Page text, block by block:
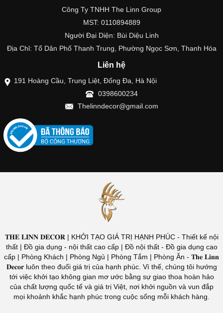
Công Ty TNHH The Linn Group
MST: 0110894889
Người Đại Diện: Bùi Diệu Linh
Địa Chỉ: Tổ Dân Phố Thanh Trung, Phường Ngọc Sơn, Thanh Hóa
Liên hệ
191 Hoàng Cầu, Trung Liệt, Đống Đa, Hà Nội
0398600234
Thelinndecor@gmail.com
𝐓𝐇𝐄 𝐋𝐈𝐍𝐍 𝐃𝐄𝐂𝐎𝐑 | KHỞI TẠO GIÁ TRỊ HẠNH PHÚC - Thiết kế nội
thất | Đồ gia dụng - nội thất cao cấp | Đồ nội thất - Đồ gia dụng cao
cấp | Phòng Khách | Phòng Ngủ | Phòng Tắm | Phòng Ăn - 𝐓𝐡𝐞 𝐋𝐢𝐧𝐧
𝐃𝐞𝐜𝐨𝐫 luôn theo đuổi giá trị của hạnh phúc. Vì thế, chúng tôi hướng
tới việc khởi tạo không gian mơ ước bằng sự giao thoa hoàn hảo
của chất lượng quốc tế và giá trị Việt, nơi khởi nguồn và vun đắp
mọi khoảnh khắc hạnh phúc trong cuộc sống mỗi khách hàng.